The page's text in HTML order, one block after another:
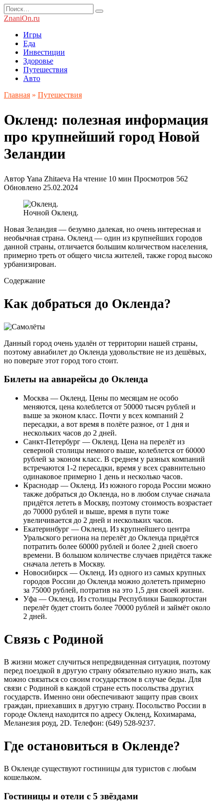
Перейти
к
Search
for:
ZnaniOn.ru
Игры
Еда
Инвестиции
Здоровье
Путешествия
Авто
Главная » Путешествия
Окленд: полезная информация
про крупнейший город Новой
Зеландии
Автор Yana Zhitaeva На чтение 10 мин Просмотров 562
Обновлено 25.02.2024
Ночной Окленд.
Новая Зеландия — безумно далекая, но очень интересная и
необычная страна. Окленд — один из крупнейших городов
данной страны, отличается большим количеством населения,
примерно треть от общего числа жителей, также город высоко
урбанизирован.
Содержание
Как добраться до Окленда?
Данный город очень удалён от территории нашей страны,
поэтому авиабилет до Окленда удовольствие не из дешёвых,
но поверьте этот город того стоит.
Билеты на авиарейсы до Окленда
Москва — Окленд. Цены по месяцам не особо
меняются, цена колеблется от 50000 тысяч рублей и
выше за эконом класс. Почти у всех компаний 2
пересадки, а вот время в полёте разное, от 1 дня и
нескольких часов до 2 дней.
Санкт-Петербург — Окленд. Цена на перелёт из
северной столицы немного выше, колеблется от 60000
рублей за эконом класс. В среднем у разных компаний
встречаются 1-2 пересадки, время у всех сравнительно
одинаковое примерно 1 день и несколько часов.
Краснодар — Окленд. Из южного города России можно
также добраться до Окленда, но в любом случае сначала
придётся лететь в Москву, поэтому стоимость возрастает
до 70000 рублей и выше, время в пути тоже
увеличивается до 2 дней и нескольких часов.
Екатеринбург — Окленд. Из крупнейшего центра
Уральского региона на перелёт до Окленда придётся
потратить более 60000 рублей и более 2 дней своего
времени. В большом количестве случаев придётся также
сначала лететь в Москву.
Новосибирск — Окленд. Из одного из самых крупных
городов России до Окленда можно долететь примерно
за 75000 рублей, потратив на это 1,5 дня своей жизни.
Уфа — Окленд. Из столицы Республики Башкортостан
перелёт будет стоить более 70000 рублей и займёт около
2 дней.
Связь с Родиной
В жизни может случиться непредвиденная ситуация, поэтому
перед поездкой в другую страну обязательно нужно знать, как
можно связаться со своим государством в случае беды. Для
связи с Родиной в каждой стране есть посольства других
государств. Именно они обеспечивают защиту прав своих
граждан, приехавших в другую страну. Посольство России в
городе Окленд находится по адресу Окленд, Кохимарама,
Меланезия роуд, 2D. Телефон: (649) 528-9237.
Где остановиться в Окленде?
В Окленде существуют гостиницы для туристов с любым
кошельком.
Гостиницы и отели с 5 звёздами